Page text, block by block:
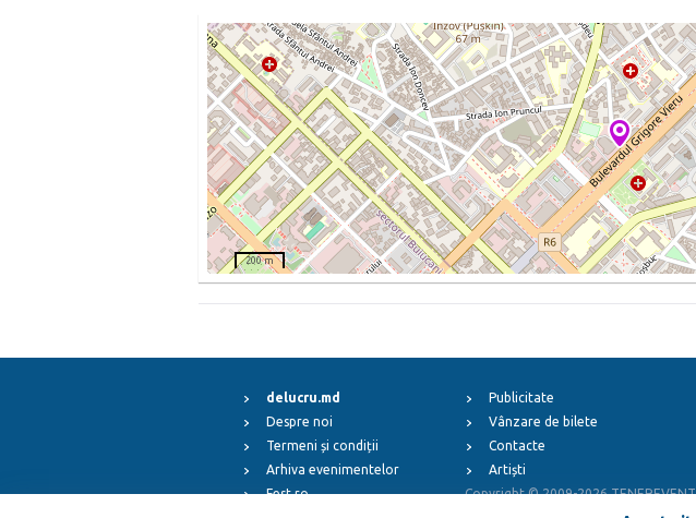
200 m
delucru.md
Despre noi
Termeni și condiții
Arhiva evenimentelor
Fest.ro
Publicitate
Vânzare de bilete
Contacte
Artiști
Copyright © 2009-2026TENEREVENT